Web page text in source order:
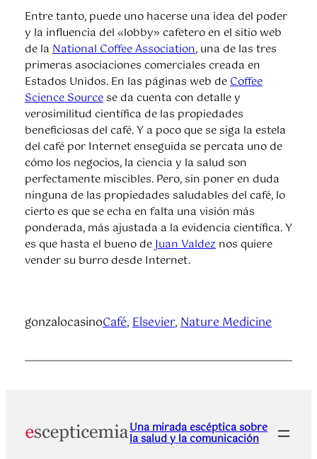
Entre tanto, puede uno hacerse una idea del poder
y la influencia del «lobby» cafetero en el sitio web
de laNational Coffee Association, una de las tres
primeras asociaciones comerciales creada en
Estados Unidos. En las páginas web deCoffee
Science Sourcese da cuenta con detalle y
verosimilitud científica de las propiedades
beneficiosas del café. Y a poco que se siga la estela
del café por Internet enseguida se percata uno de
cómo los negocios, la ciencia y la salud son
perfectamente miscibles. Pero, sin poner en duda
ninguna de las propiedades saludables del café, lo
cierto es que se echa en falta una visión más
ponderada, más ajustada a la evidencia científica. Y
es que hasta el bueno deJuan Valdeznos quiere
vender su burro desde Internet.
gonzalocasinoCafé, Elsevier, Nature Medicine
Una mirada escéptica sobre
la salud y la comunicación